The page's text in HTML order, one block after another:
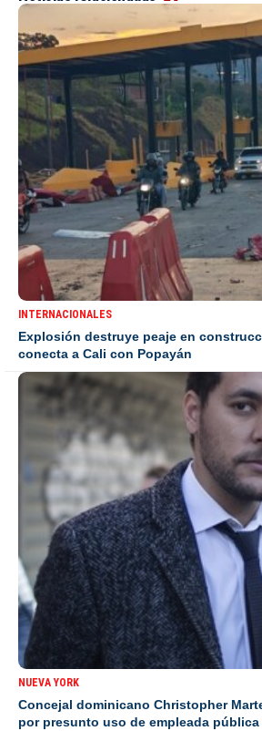
INTERNACIONALES
Explosión destruye peaje en
conecta a Cali con Popayán
NUEVA YORK
Concejal dominicano Christopher
por presunto uso de empleada